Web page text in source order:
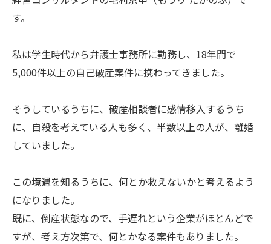
す。
私は学生時代から弁護士事務所に勤務し、18年間で
5,000件以上の自己破産案件に携わってきました。
そうしているうちに、破産相談者に感情移入するうち
に、自殺を考えている人も多く、半数以上の人が、離婚
していました。
この境遇を知るうちに、何とか救えないかと考えるよう
になりました。
既に、倒産状態なので、手遅れという企業がほとんどで
すが、考え方次第で、何とかなる案件もありました。